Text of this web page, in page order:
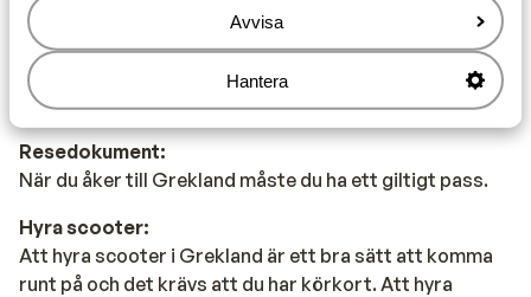
Avvisa
Hantera
Mobiltelefon:
En svensk mobil fungerar normalt sett även i Grekland.
Kontrollera det för säkerhetsskull med din
mobiloperatör och var försiktigt med internetavgifter.
Resedokument:
När du åker till Grekland måste du ha ett giltigt pass.
Hyra scooter:
Att hyra scooter i Grekland är ett bra sätt att komma
runt på och det krävs att du har körkort. Att hyra